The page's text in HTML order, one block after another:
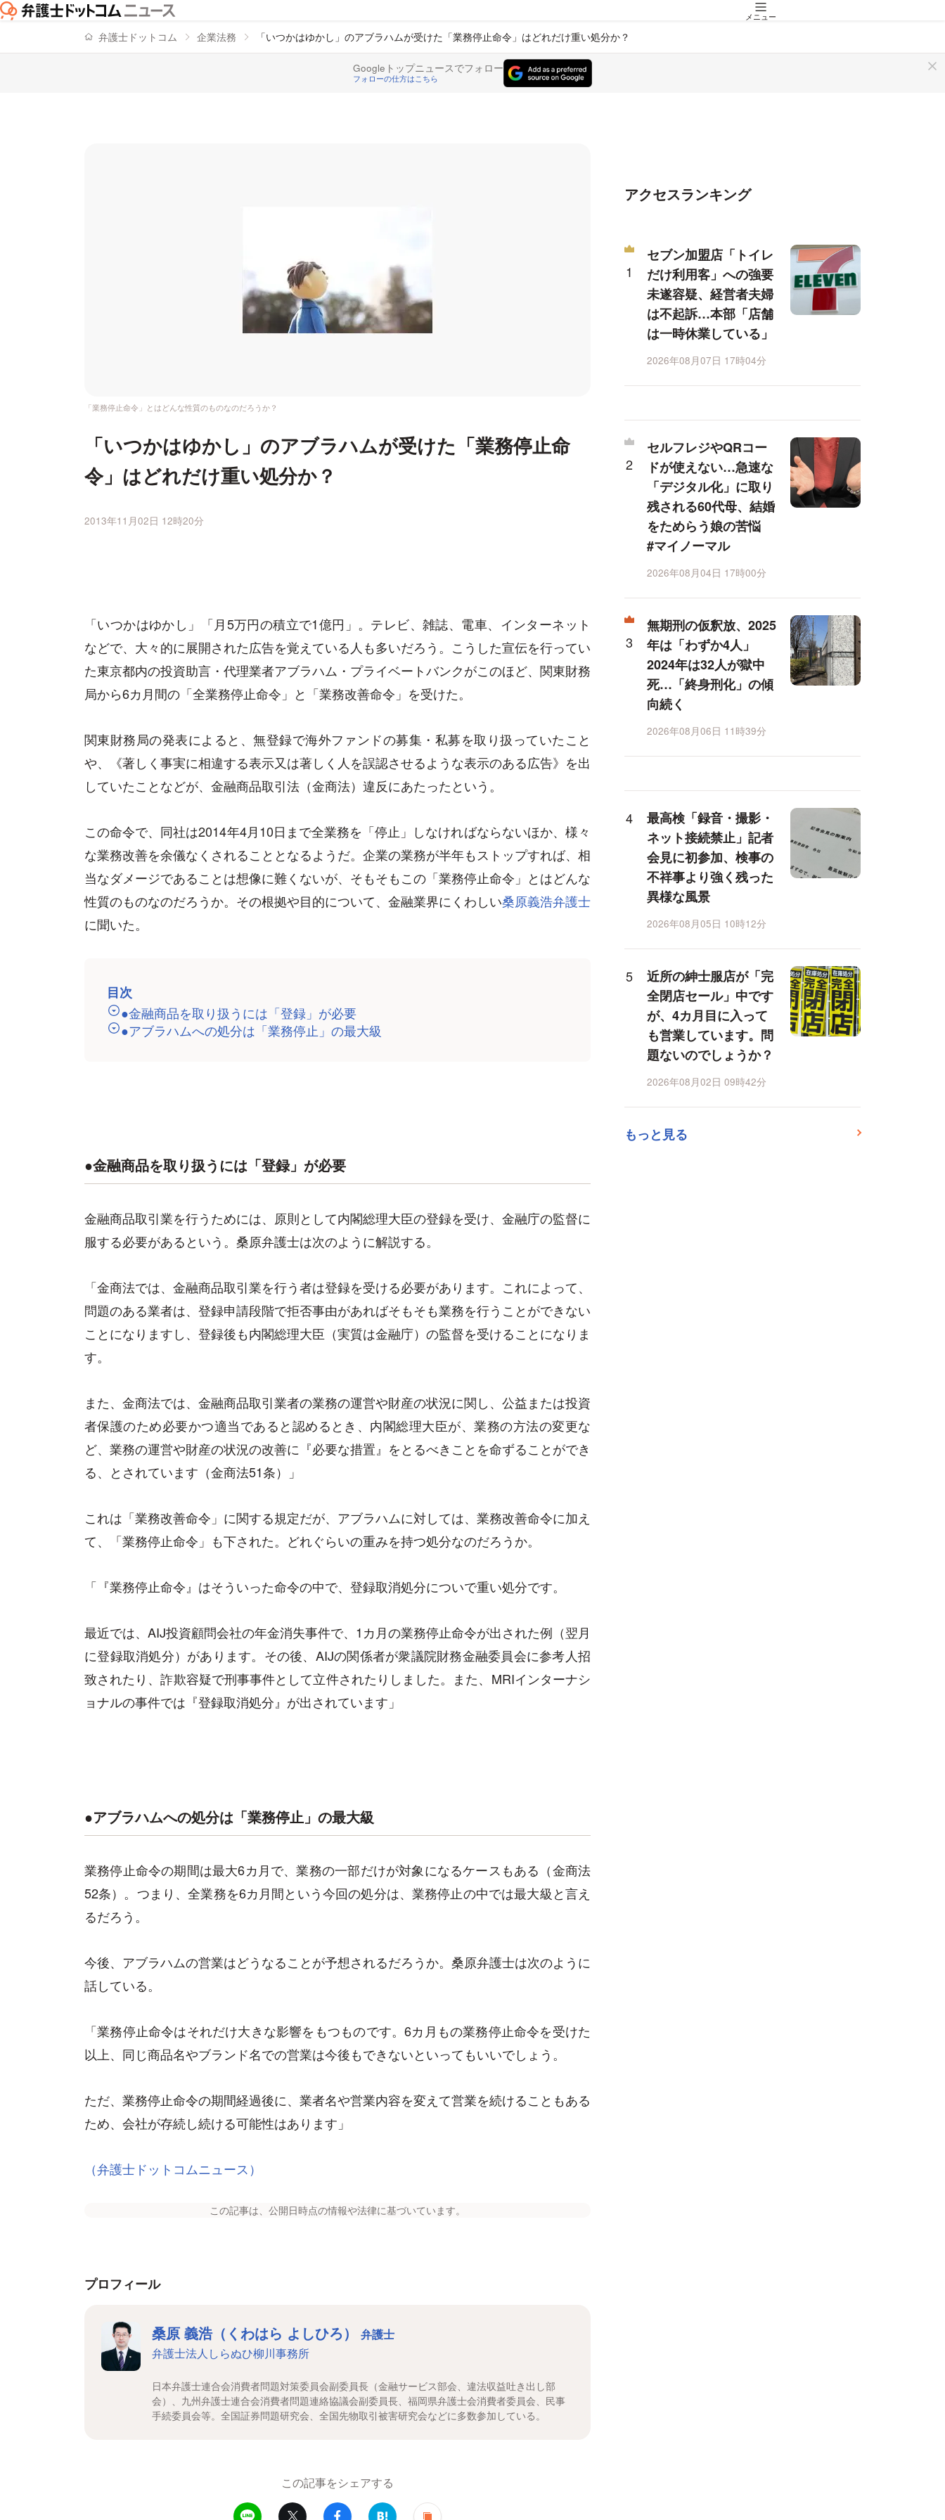
メニュー
弁護士ドットコム 企業法務 「いつかはゆかし」のアブラハムが受けた「業務停止命令」はどれだけ重い処分か？
Googleトップニュースでフォロー
フォローの仕方はこちら
「業務停止命令」とはどんな性質のものなのだろうか？
「いつかはゆかし」のアブラハムが受けた「業務停止命
令」はどれだけ重い処分か？
2013年11月02日 12時20分
「いつかはゆかし」「月5万円の積立で1億円」。テレビ、雑誌、電車、インターネット
などで、大々的に展開された広告を覚えている人も多いだろう。こうした宣伝を行ってい
た東京都内の投資助言・代理業者アブラハム・プライベートバンクがこのほど、関東財務
局から6カ月間の「全業務停止命令」と「業務改善命令」を受けた。
関東財務局の発表によると、無登録で海外ファンドの募集・私募を取り扱っていたこと
や、《著しく事実に相違する表示又は著しく人を誤認させるような表示のある広告》を出
していたことなどが、金融商品取引法（金商法）違反にあたったという。
この命令で、同社は2014年4月10日まで全業務を「停止」しなければならないほか、様々
な業務改善を余儀なくされることとなるようだ。企業の業務が半年もストップすれば、相
当なダメージであることは想像に難くないが、そもそもこの「業務停止命令」とはどんな
性質のものなのだろうか。その根拠や目的について、金融業界にくわしい桑原義浩弁護士
に聞いた。
目次
●金融商品を取り扱うには「登録」が必要
●アブラハムへの処分は「業務停止」の最大級
●金融商品を取り扱うには「登録」が必要
金融商品取引業を行うためには、原則として内閣総理大臣の登録を受け、金融庁の監督に
服する必要があるという。桑原弁護士は次のように解説する。
「金商法では、金融商品取引業を行う者は登録を受ける必要があります。これによって、
問題のある業者は、登録申請段階で拒否事由があればそもそも業務を行うことができない
ことになりますし、登録後も内閣総理大臣（実質は金融庁）の監督を受けることになりま
す。
また、金商法では、金融商品取引業者の業務の運営や財産の状況に関し、公益または投資
者保護のため必要かつ適当であると認めるとき、内閣総理大臣が、業務の方法の変更な
ど、業務の運営や財産の状況の改善に『必要な措置』をとるべきことを命ずることができ
る、とされています（金商法51条）」
これは「業務改善命令」に関する規定だが、アブラハムに対しては、業務改善命令に加え
て、「業務停止命令」も下された。どれぐらいの重みを持つ処分なのだろうか。
「『業務停止命令』はそういった命令の中で、登録取消処分についで重い処分です。
最近では、AIJ投資顧問会社の年金消失事件で、1カ月の業務停止命令が出された例（翌月
に登録取消処分）があります。その後、AIJの関係者が衆議院財務金融委員会に参考人招
致されたり、詐欺容疑で刑事事件として立件されたりしました。また、MRIインターナシ
ョナルの事件では『登録取消処分』が出されています」
●アブラハムへの処分は「業務停止」の最大級
業務停止命令の期間は最大6カ月で、業務の一部だけが対象になるケースもある（金商法
52条）。つまり、全業務を6カ月間という今回の処分は、業務停止の中では最大級と言え
るだろう。
今後、アブラハムの営業はどうなることが予想されるだろうか。桑原弁護士は次のように
話している。
「業務停止命令はそれだけ大きな影響をもつものです。6カ月もの業務停止命令を受けた
以上、同じ商品名やブランド名での営業は今後もできないといってもいいでしょう。
ただ、業務停止命令の期間経過後に、業者名や営業内容を変えて営業を続けることもある
ため、会社が存続し続ける可能性はあります」
（弁護士ドットコムニュース）
この記事は、公開日時点の情報や法律に基づいています。
プロフィール
桑原 義浩（くわはら よしひろ） 弁護士
弁護士法人しらぬひ柳川事務所
日本弁護士連合会消費者問題対策委員会副委員長（金融サービス部会、違法収益吐き出し部
会）、九州弁護士連合会消費者問題連絡協議会副委員長、福岡県弁護士会消費者委員会、民事
手続委員会等。全国証券問題研究会、全国先物取引被害研究会などに多数参加している。
この記事をシェアする
アクセスランキング
セブン加盟店「トイレ
だけ利用客」への強要
未遂容疑、経営者夫婦
は不起訴…本部「店舗
は一時休業している」
2026年08月07日 17時04分
セルフレジやQRコー
ドが使えない…急速な
「デジタル化」に取り
残される60代母、結婚
をためらう娘の苦悩
#マイノーマル
2026年08月04日 17時00分
無期刑の仮釈放、2025
年は「わずか4人」
2024年は32人が獄中
死…「終身刑化」の傾
向続く
2026年08月06日 11時39分
最高検「録音・撮影・
ネット接続禁止」記者
会見に初参加、検事の
不祥事より強く残った
異様な風景
2026年08月05日 10時12分
近所の紳士服店が「完
全閉店セール」中です
が、4カ月目に入って
も営業しています。問
題ないのでしょうか？
2026年08月02日 09時42分
もっと見る